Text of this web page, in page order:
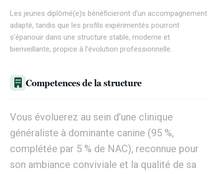
Les jeunes diplômé(e)s bénéficieront d’un accompagnement
adapté, tandis que les profils expérimentés pourront
s’épanouir dans une structure stable, moderne et
bienveillante, propice à l’évolution professionnelle.
Competences de la structure
Vous évoluerez au sein d’une clinique
généraliste à dominante canine (95 %,
complétée par 5 % de NAC), reconnue pour
son ambiance conviviale et la qualité de sa